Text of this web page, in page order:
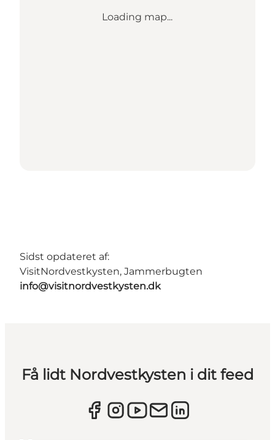
Loading map...
Sidst opdateret af:
VisitNordvestkysten, Jammerbugten
info@visitnordvestkysten.dk
Få lidt Nordvestkysten i dit feed